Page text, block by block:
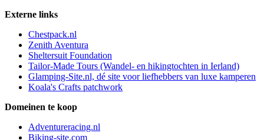
Externe links
Chestpack.nl
Zenith Aventura
Sheltersuit Foundation
Tailor-Made Tours (Wandel- en hikingtochten in Ierland)
Glamping-Site.nl, dé site voor liefhebbers van luxe kamperen
Koala's Crafts patchwork
Domeinen te koop
Adventureracing.nl
Biking-site.com